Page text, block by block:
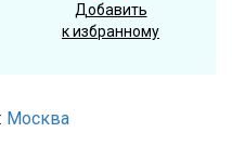
Добавить
к избранному
Москва